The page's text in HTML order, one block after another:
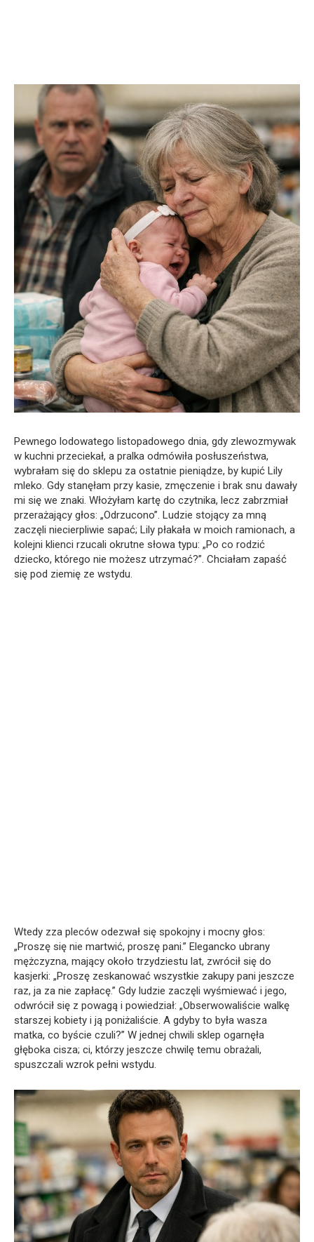
Pewnego lodowatego listopadowego dnia, gdy zlewozmywak
w kuchni przeciekał, a pralka odmówiła posłuszeństwa,
wybrałam się do sklepu za ostatnie pieniądze, by kupić Lily
mleko. Gdy stanęłam przy kasie, zmęczenie i brak snu dawały
mi się we znaki. Włożyłam kartę do czytnika, lecz zabrzmiał
przerażający głos: „Odrzucono”. Ludzie stojący za mną
zaczęli niecierpliwie sapać; Lily płakała w moich ramionach, a
kolejni klienci rzucali okrutne słowa typu: „Po co rodzić
dziecko, którego nie możesz utrzymać?”. Chciałam zapaść
się pod ziemię ze wstydu.
Wtedy zza pleców odezwał się spokojny i mocny głos:
„Proszę się nie martwić, proszę pani.” Elegancko ubrany
mężczyzna, mający około trzydziestu lat, zwrócił się do
kasjerki: „Proszę zeskanować wszystkie zakupy pani jeszcze
raz, ja za nie zapłacę.” Gdy ludzie zaczęli wyśmiewać i jego,
odwrócił się z powagą i powiedział: „Obserwowaliście walkę
starszej kobiety i ją poniżaliście. A gdyby to była wasza
matka, co byście czuli?” W jednej chwili sklep ogarnęła
głęboka cisza; ci, którzy jeszcze chwilę temu obrażali,
spuszczali wzrok pełni wstydu.